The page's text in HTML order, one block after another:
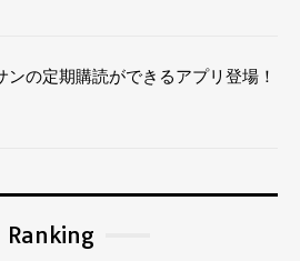
ンの定期購読ができるアプリ登場！
Ranking